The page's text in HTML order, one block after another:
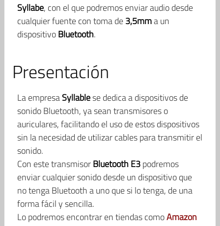
Syllabe, con el que podremos enviar audio desde
cualquier fuente con toma de3,5mma un
dispositivoBluetooth.
Presentación
La empresaSyllablese dedica a dispositivos de
sonido Bluetooth, ya sean transmisores o
auriculares, facilitando el uso de estos dispositivos
sin la necesidad de utilizar cables para transmitir el
sonido.
Con este transmisorBluetooth E3podremos
enviar cualquier sonido desde un dispositivo que
no tenga Bluetooth a uno que si lo tenga, de una
forma fácil y sencilla.
Lo podremos encontrar en tiendas comoAmazon